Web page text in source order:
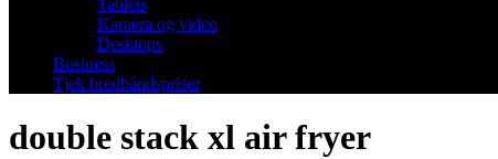
Tablets
Kamera og video
Desktops
Business
Tjek bredbåndspriser
double stack xl air fryer